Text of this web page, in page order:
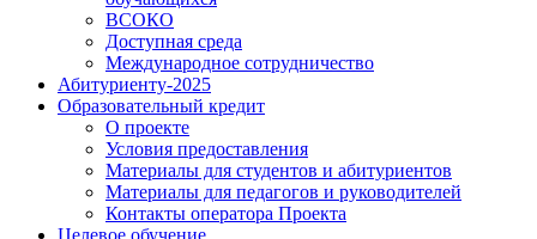
ВСОКО
Доступная среда
Международное сотрудничество
Абитуриенту-2025
Образовательный кредит
О проекте
Условия предоставления
Материалы для студентов и абитуриентов
Материалы для педагогов и руководителей
Контакты оператора Проекта
Целевое обучение